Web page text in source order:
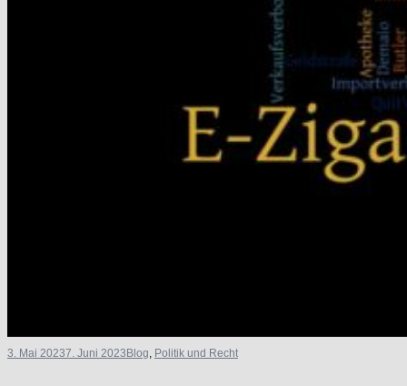
3. Mai 20237. Juni 2023Blog, Politik und Recht